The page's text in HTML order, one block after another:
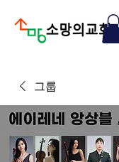
그룹